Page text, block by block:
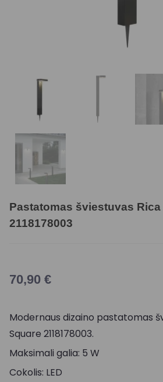
Pastatomas šviestuvas Rica
2118178003
70,90 €
Modernaus dizaino pastatomas
Square 2118178003.
Maksimali galia: 5 W
Cokolis: LED